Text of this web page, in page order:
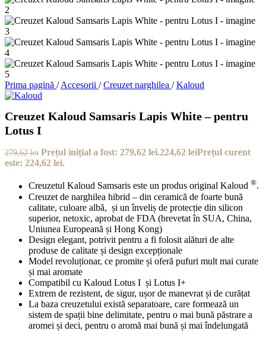
Prima pagină / Accesorii / Creuzet narghilea / Kaloud
Creuzet Kaloud Samsaris Lapis White – pentru
Lotus I
279,62lei Prețul inițial a fost: 279,62 lei.224,62 leiPrețul curent
este: 224,62 lei.
Creuzetul Kaloud Samsaris este un produs original Kaloud ®.
Creuzet de narghilea hibrid – din ceramică de foarte bună
calitate, culoare albă, și un înveliș de protecție din silicon
superior, netoxic, aprobat de FDA (brevetat în SUA, China,
Uniunea Europeană și Hong Kong)
Design elegant, potrivit pentru a fi folosit alături de alte
produse de calitate și design excepționale
Model revoluționar, ce promite și oferă pufuri mult mai curate
și mai aromate
Compatibil cu Kaloud Lotus I și Lotus I+
Extrem de rezistent, de sigur, ușor de manevrat și de curățat
La baza creuzetului există separatoare, care formează un
sistem de spații bine delimitate, pentru o mai bună păstrare a
aromei și deci, pentru o aromă mai bună și mai îndelungată